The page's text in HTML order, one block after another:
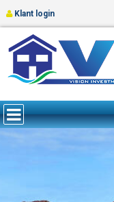
Klant login